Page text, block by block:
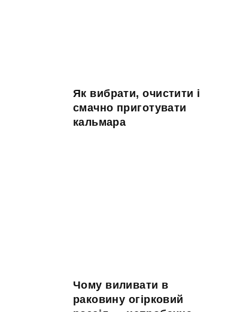
Як вибрати, очистити і
смачно приготувати
кальмара
Чому виливати в
раковину огірковий